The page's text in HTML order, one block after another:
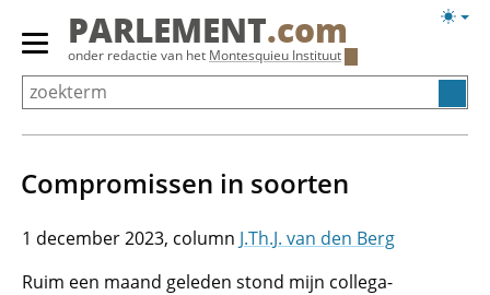
Overslaan
Primair
menu
tonen/verbergen
PARLEMENT.com
onder redactie van het Montesquieu Instituut
Compromissen in soorten
1 december 2023
J.Th.J. van den Berg
Ruim een maand geleden stond mijn collega-